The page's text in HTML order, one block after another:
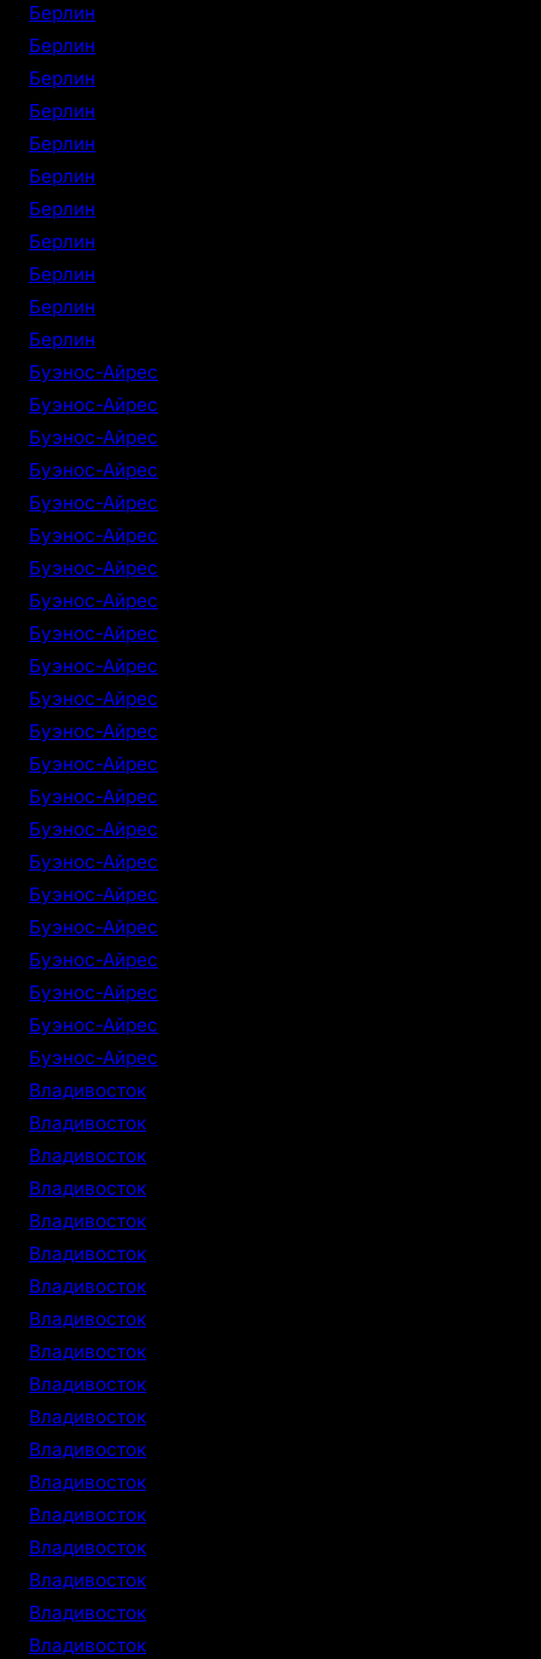
Берлин
Берлин
Берлин
Берлин
Берлин
Берлин
Берлин
Берлин
Берлин
Берлин
Берлин
Буэнос-Айрес
Буэнос-Айрес
Буэнос-Айрес
Буэнос-Айрес
Буэнос-Айрес
Буэнос-Айрес
Буэнос-Айрес
Буэнос-Айрес
Буэнос-Айрес
Буэнос-Айрес
Буэнос-Айрес
Буэнос-Айрес
Буэнос-Айрес
Буэнос-Айрес
Буэнос-Айрес
Буэнос-Айрес
Буэнос-Айрес
Буэнос-Айрес
Буэнос-Айрес
Буэнос-Айрес
Буэнос-Айрес
Буэнос-Айрес
Владивосток
Владивосток
Владивосток
Владивосток
Владивосток
Владивосток
Владивосток
Владивосток
Владивосток
Владивосток
Владивосток
Владивосток
Владивосток
Владивосток
Владивосток
Владивосток
Владивосток
Владивосток